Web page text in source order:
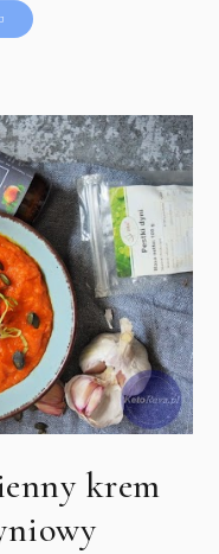
krem